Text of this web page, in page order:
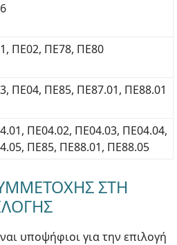
ΠΕ02, ΠΕ78, ΠΕ80
ΠΕ04, ΠΕ85, ΠΕ87.01, ΠΕ88.01
ΠΕ04.02, ΠΕ04.03, ΠΕ04.04,
ΠΕ85, ΠΕ88.01, ΠΕ88.05
ΣΤΗ
υποψήφιοι για την επιλογή